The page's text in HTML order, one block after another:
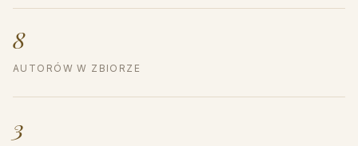
8
AUTORÓW W ZBIORZE
3